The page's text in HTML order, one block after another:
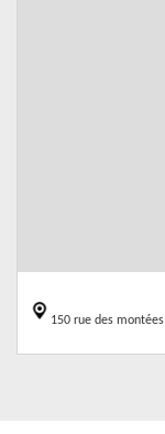
150 rue des